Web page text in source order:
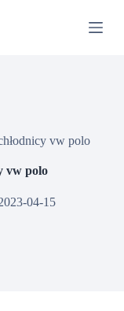
vw polo
vw polo
04-15